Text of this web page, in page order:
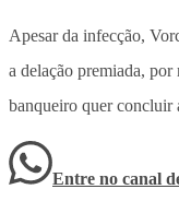
Apesar da infecção,
a delação premiada, por
banqueiro quer concluir
Entre no canal